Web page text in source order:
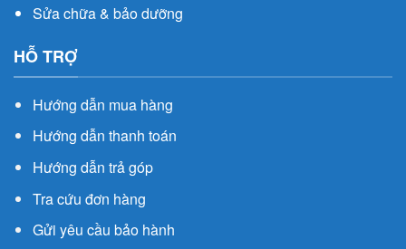
Sửa chữa & bảo dưỡng
HỖ TRỢ
Hướng dẫn mua hàng
Hướng dẫn thanh toán
Hướng dẫn trả góp
Tra cứu đơn hàng
Gửi yêu cầu bảo hành